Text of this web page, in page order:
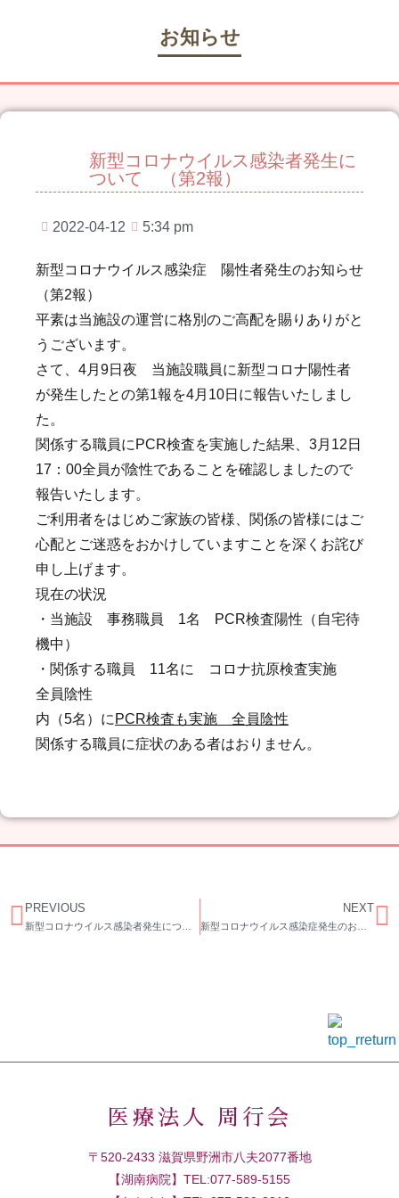
お知らせ
新型コロナウイルス感染者発生に
ついて （第2報）
2022-04-12 5:34 pm
新型コロナウイルス感染症 陽性者発生のお知らせ
（第2報）
平素は当施設の運営に格別のご高配を賜りありがと
うございます。
さて、4月9日夜 当施設職員に新型コロナ陽性者
が発生したとの第1報を4月10日に報告いたしまし
た。
関係する職員にPCR検査を実施した結果、3月12日
17：00全員が陰性であることを確認しましたので
報告いたします。
ご利用者をはじめご家族の皆様、関係の皆様にはご
心配とご迷惑をおかけしていますことを深くお詫び
申し上げます。
現在の状況
・当施設 事務職員 1名 PCR検査陽性（自宅待
機中）
・関係する職員 11名に コロナ抗原検査実施
全員陰性
内（5名）に PCR検査も実施 全員陰性
関係する職員に症状のある者はおりません。
PREVIOUS NEXT
医療法人 周行会
〒520-2433 滋賀県野洲市八夫2077番地
【湖南病院】TEL:077-589-5155